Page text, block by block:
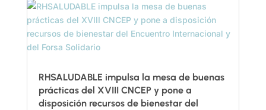
RHSALUDABLE impulsa la mesa de buenas
prácticas del XVIII CNCEP y pone a
disposición recursos de bienestar del